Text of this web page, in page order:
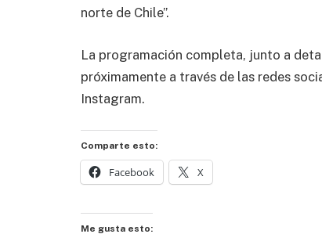
norte de Chile”.
La programación completa, junto a
próximamente a través de las redes
Instagram.
Comparte esto:
Facebook X
Me gusta esto: